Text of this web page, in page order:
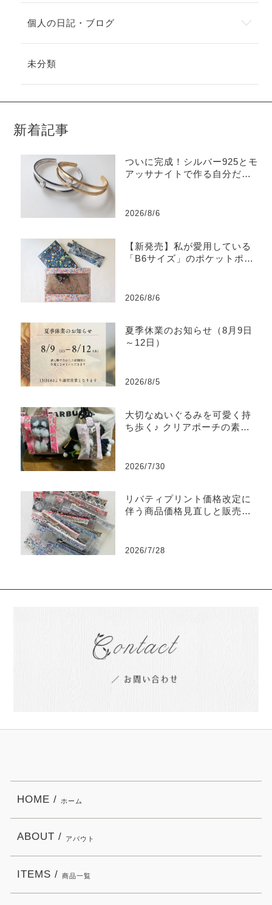
個人の日記・ブログ
未分類
新着記事
ついに完成！シルバー925とモ
アッサナイトで作る自分だけ
2026/8/6
【新発売】私が愛用している
「B6サイズ」のポケットポー
2026/8/6
夏季休業のお知らせ（8月9日
～12日）
2026/8/5
大切なぬいぐるみを可愛く持
ち歩く♪ クリアポーチの素敵
2026/7/30
リバティプリント価格改定に
伴う商品価格見直しと販売終
2026/7/28
HOME / ホーム
ABOUT / アバウト
ITEMS / 商品一覧